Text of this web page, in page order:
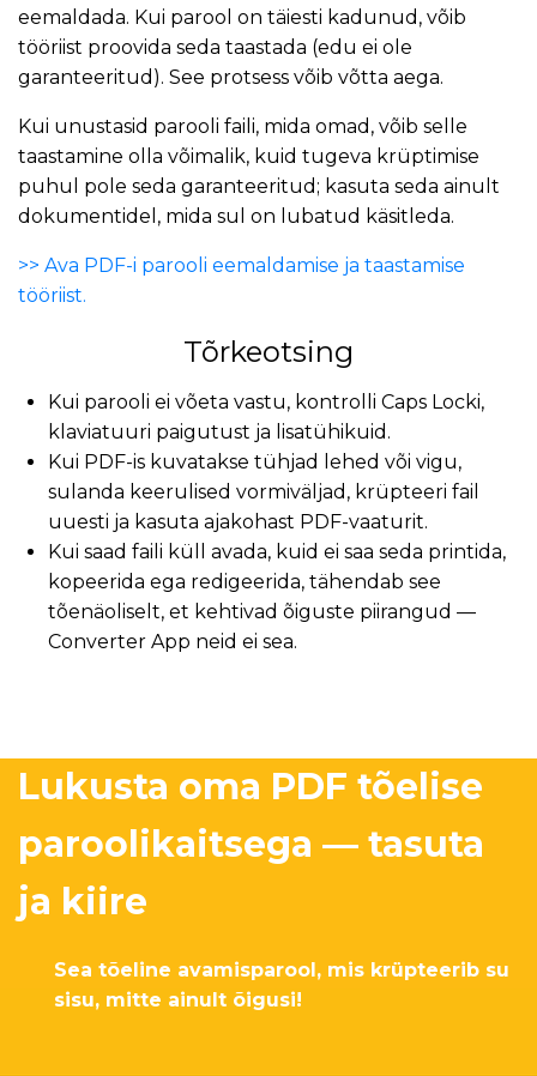
eemaldada. Kui parool on täiesti kadunud, võib
tööriist proovida seda taastada (edu ei ole
garanteeritud). See protsess võib võtta aega.
Kui unustasid parooli faili, mida omad, võib selle
taastamine olla võimalik, kuid tugeva krüptimise
puhul pole seda garanteeritud; kasuta seda ainult
dokumentidel, mida sul on lubatud käsitleda.
>> Ava PDF-i parooli eemaldamise ja taastamise
tööriist.
Tõrkeotsing
Kui parooli ei võeta vastu, kontrolli Caps Locki,
klaviatuuri paigutust ja lisatühikuid.
Kui PDF-is kuvatakse tühjad lehed või vigu,
sulanda keerulised vormiväljad, krüpteeri fail
uuesti ja kasuta ajakohast PDF-vaaturit.
Kui saad faili küll avada, kuid ei saa seda printida,
kopeerida ega redigeerida, tähendab see
tõenäoliselt, et kehtivad õiguste piirangud —
Converter App neid ei sea.
Lukusta oma PDF tõelise
paroolikaitsega — tasuta
ja kiire
Sea tõeline avamisparool, mis krüpteerib su
sisu, mitte ainult õigusi!